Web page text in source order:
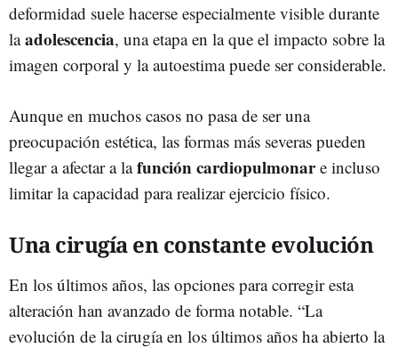
deformidad suele hacerse especialmente visible durante
laadolescencia, una etapa en la que el impacto sobre la
imagen corporal y la autoestima puede ser considerable.
Aunque en muchos casos no pasa de ser una
preocupación estética, las formas más severas pueden
llegar a afectar a lafunción cardiopulmonare incluso
limitar la capacidad para realizar ejercicio físico.
Una cirugía en constante evolución
En los últimos años, las opciones para corregir esta
alteración han avanzado de forma notable. “La
evolución de la cirugía en los últimos años ha abierto la